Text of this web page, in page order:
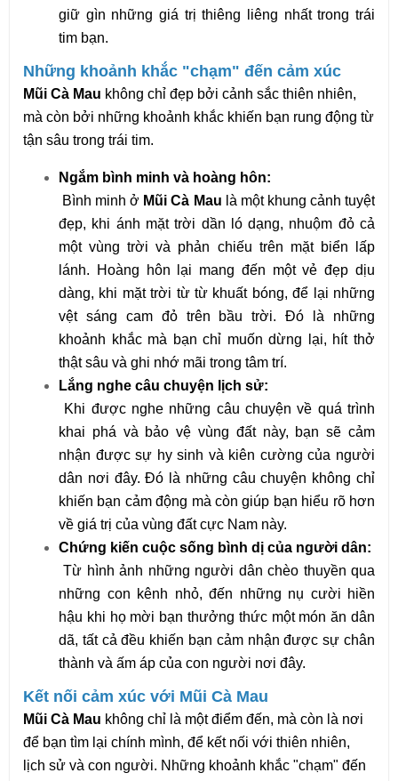
giữ gìn những giá trị thiêng liêng nhất trong trái
tim bạn.
Những khoảnh khắc "chạm" đến cảm xúc
Mũi Cà Mau không chỉ đẹp bởi cảnh sắc thiên nhiên,
mà còn bởi những khoảnh khắc khiến bạn rung động từ
tận sâu trong trái tim.
Ngắm bình minh và hoàng hôn:
Bình minh ở Mũi Cà Mau là một khung cảnh tuyệt
đẹp, khi ánh mặt trời dần ló dạng, nhuộm đỏ cả
một vùng trời và phản chiếu trên mặt biển lấp
lánh. Hoàng hôn lại mang đến một vẻ đẹp dịu
dàng, khi mặt trời từ từ khuất bóng, để lại những
vệt sáng cam đỏ trên bầu trời. Đó là những
khoảnh khắc mà bạn chỉ muốn dừng lại, hít thở
thật sâu và ghi nhớ mãi trong tâm trí.
Lắng nghe câu chuyện lịch sử:
Khi được nghe những câu chuyện về quá trình
khai phá và bảo vệ vùng đất này, bạn sẽ cảm
nhận được sự hy sinh và kiên cường của người
dân nơi đây. Đó là những câu chuyện không chỉ
khiến bạn cảm động mà còn giúp bạn hiểu rõ hơn
về giá trị của vùng đất cực Nam này.
Chứng kiến cuộc sống bình dị của người dân:
Từ hình ảnh những người dân chèo thuyền qua
những con kênh nhỏ, đến những nụ cười hiền
hậu khi họ mời bạn thưởng thức một món ăn dân
dã, tất cả đều khiến bạn cảm nhận được sự chân
thành và ấm áp của con người nơi đây.
Kết nối cảm xúc với Mũi Cà Mau
Mũi Cà Mau không chỉ là một điểm đến, mà còn là nơi
để bạn tìm lại chính mình, để kết nối với thiên nhiên,
lịch sử và con người. Những khoảnh khắc "chạm" đến